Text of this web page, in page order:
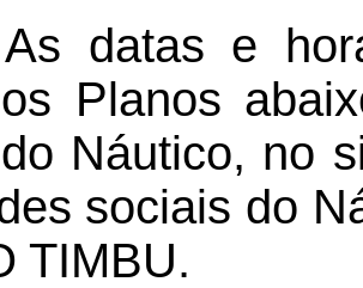
datas e
Planos
Náutico, no
sociais do
TIMBU.